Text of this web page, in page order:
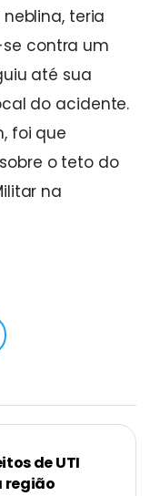
teria
contra um
até sua
do acidente.
foi que
o teto do
na
de UTI
região